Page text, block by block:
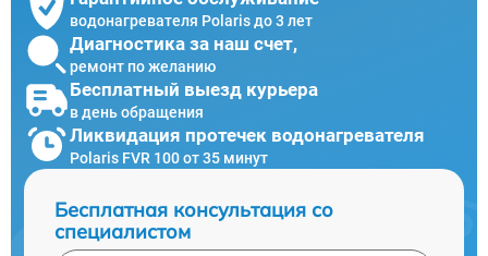
водонагревателя Polaris до 3 лет
Диагностика за наш счет,
ремонт по желанию
Бесплатный выезд курьера
в день обращения
Ликвидация протечек водонагревателя
Polaris FVR 100 от 35 минут
Бесплатная консультация со
специалистом